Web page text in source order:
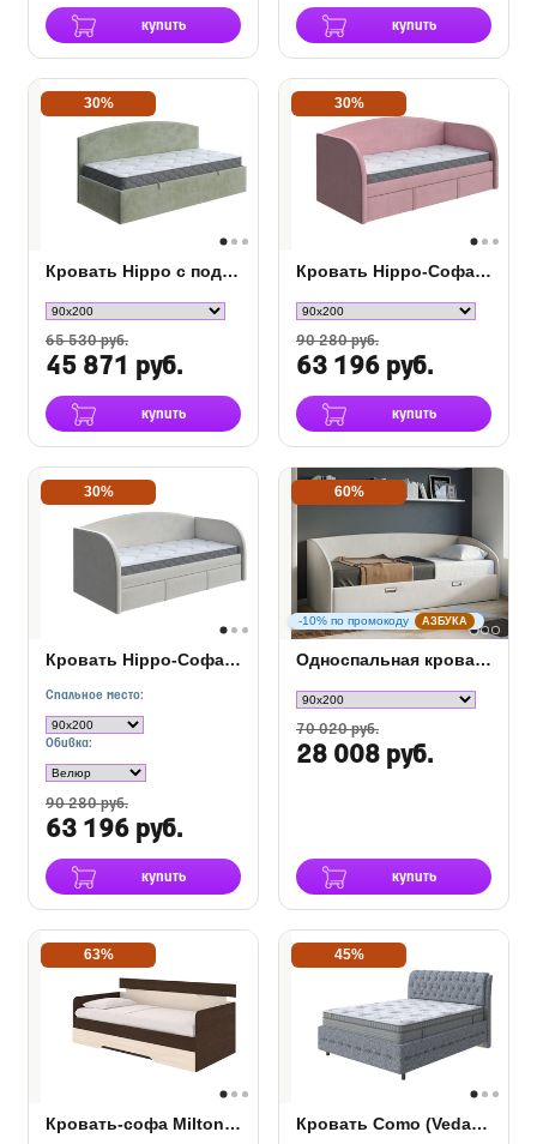
купить купить
30%
Кровать Hippo с подъемным механизмом
65 530 руб.
45 871 руб.
купить
30%
Кровать Hippo-Софа с ящиком
90 280 руб.
63 196 руб.
купить
30%
Кровать Hippo-Софа с дополнительным местом
Спальное место:
Обивка:
90 280 руб.
63 196 руб.
купить
-10% по промокоду АЗБУКА
60%
Односпальная кровать Bono в ткани
70 020 руб.
28 008 руб.
купить
63%
Кровать-софа Milton с ящиком
45%
Кровать Como (Veda) 4 Grand